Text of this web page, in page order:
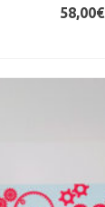
58,00€